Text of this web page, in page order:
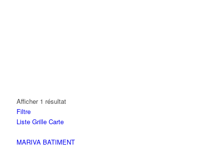
Afficher 1 résultat
Filtre
Liste Grille Carte
MARIVA BATIMENT